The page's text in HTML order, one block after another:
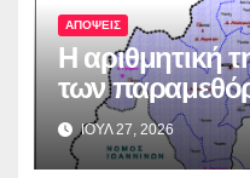
ΑΠΟΨΕΙΣ
Η αριθμητική
των
ΙΟΥΛ 27, 2026